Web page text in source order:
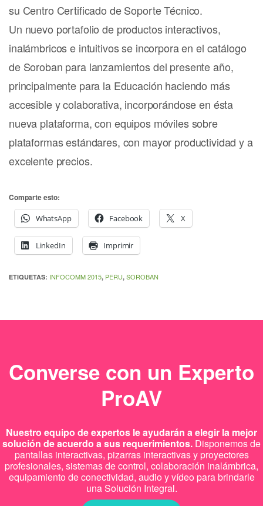
su Centro Certificado de Soporte Técnico.
Un nuevo portafolio de productos interactivos,
inalámbricos e intuitivos se incorpora en el catálogo
de Soroban para lanzamientos del presente año,
principalmente para la Educación haciendo más
accesible y colaborativa, incorporándose en ésta
nueva plataforma, con equipos móviles sobre
plataformas estándares, con mayor productividad y a
excelente precios.
Comparte esto:
WhatsApp
Facebook X
LinkedIn Imprimir
ETIQUETAS: INFOCOMM 2015, PERU, SOROBAN
Converse con un Experto
ProAV
Nuestro equipo de expertos le ayudarán a elegir la mejor
solución de acuerdo a sus requerimientos. Disponemos de
pantallas interactivas, pizarras interactivas y proyectores
profesionales, sistemas de control, colaboración inalámbrica,
equipamiento de conectividad, audio y vídeo para brindarle
una Solución Integral.